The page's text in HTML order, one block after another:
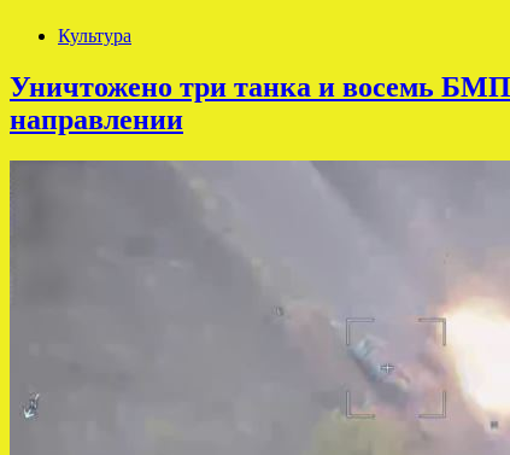
Культура
Уничтожено три танка и восемь
направлении